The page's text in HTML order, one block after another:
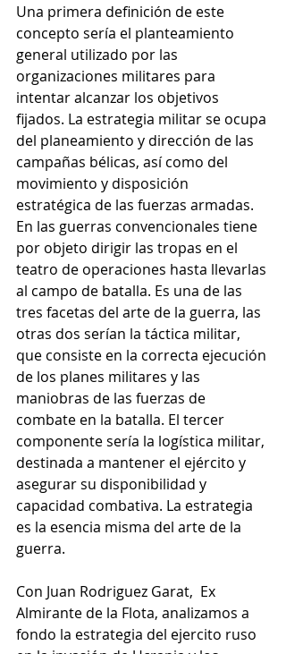
Una primera definición de este
concepto sería el planteamiento
general utilizado por las
organizaciones militares para
intentar alcanzar los objetivos
fijados. La estrategia militar se ocupa
del planeamiento y dirección de las
campañas bélicas, así como del
movimiento y disposición
estratégica de las fuerzas armadas.
En las guerras convencionales tiene
por objeto dirigir las tropas en el
teatro de operaciones hasta llevarlas
al campo de batalla. Es una de las
tres facetas del arte de la guerra, las
otras dos serían la táctica militar,
que consiste en la correcta ejecución
de los planes militares y las
maniobras de las fuerzas de
combate en la batalla. El tercer
componente sería la logística militar,
destinada a mantener el ejército y
asegurar su disponibilidad y
capacidad combativa. La estrategia
es la esencia misma del arte de la
guerra.
Con Juan Rodriguez Garat,  Ex
Almirante de la Flota, analizamos a
fondo la estrategia del ejercito ruso